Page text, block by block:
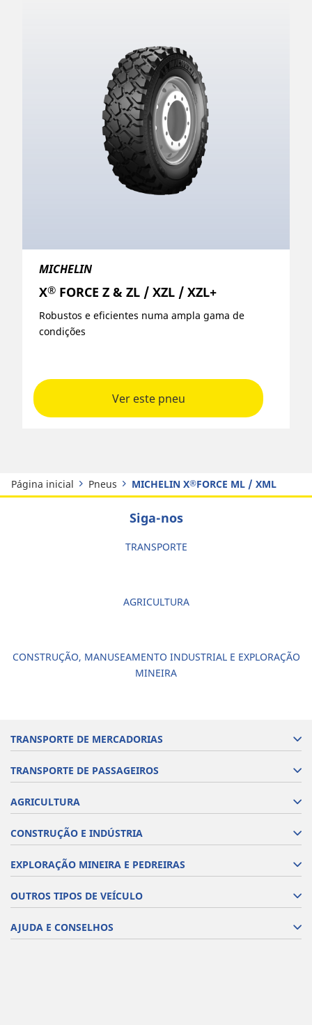
MICHELIN
X® FORCE Z & ZL / XZL / XZL+
Robustos e eficientes numa ampla gama de
condições
Ver este pneu
Página inicial Pneus MICHELIN X®FORCE ML / XML
Siga-nos
TRANSPORTE
AGRICULTURA
CONSTRUÇÃO, MANUSEAMENTO INDUSTRIAL E EXPLORAÇÃO
MINEIRA
TRANSPORTE DE MERCADORIAS
TRANSPORTE DE PASSAGEIROS
AGRICULTURA
CONSTRUÇÃO E INDÚSTRIA
EXPLORAÇÃO MINEIRA E PEDREIRAS
OUTROS TIPOS DE VEÍCULO
AJUDA E CONSELHOS